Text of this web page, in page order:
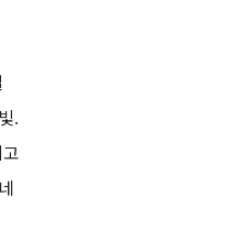
.